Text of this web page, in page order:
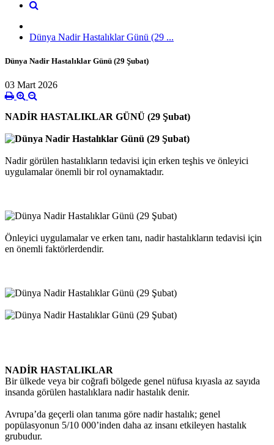
Dünya Nadir Hastalıklar Günü (29 ...
Dünya Nadir Hastalıklar Günü (29 Şubat)
03 Mart 2026
NADİR HASTALIKLAR GÜNÜ (29 Şubat)
Nadir görülen hastalıkların tedavisi için erken teşhis ve önleyici
uygulamalar önemli bir rol oynamaktadır.
Önleyici uygulamalar ve erken tanı, nadir hastalıkların tedavisi için
en önemli faktörlerdendir.
NADİR HASTALIKLAR
Bir ülkede veya bir coğrafi bölgede genel nüfusa kıyasla az sayıda
insanda görülen hastalıklara nadir hastalık denir.
Avrupa’da geçerli olan tanıma göre nadir hastalık; genel
popülasyonun 5/10 000’inden daha az insanı etkileyen hastalık
grubudur.